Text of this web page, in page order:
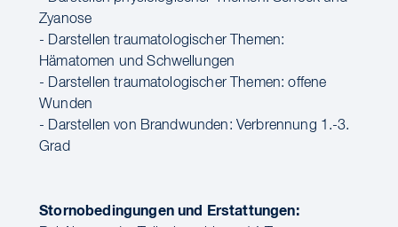
Zyanose
- Darstellen traumatologischer Themen:
Hämatomen und Schwellungen
- Darstellen traumatologischer Themen: offene
Wunden
- Darstellen von Brandwunden: Verbrennung 1.-3.
Grad
Stornobedingungen und Erstattungen: